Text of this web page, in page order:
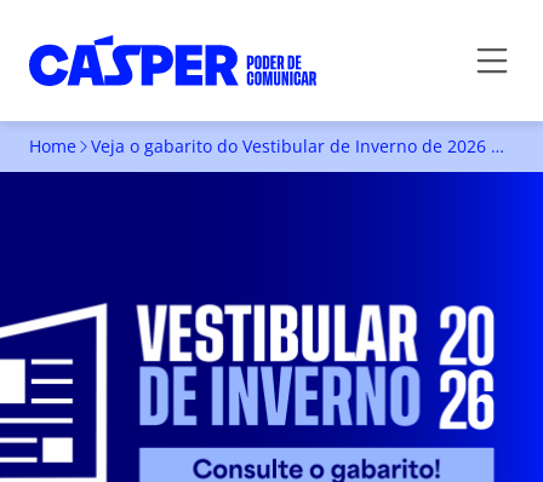
Home Veja o gabarito do Vestibular de Inverno de 2026 da Faculdade Cásper Líbero